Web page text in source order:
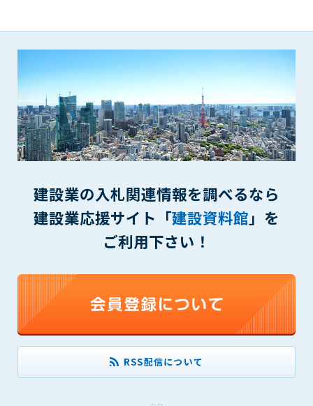
建設業の入札関連情報を調べるなら
建設業応援サイト「建設資料館」を
ご利用下さい！
RSS配信について
を、営利を目的として第三者に転売し、または転売のため
に第三者に提供すること
第7条（登録内容の削除）
管理者は、会員が登録した内容が以下に該当する、またはその
恐れのあるものは、会員の承諾なく削除できるものとします。
(1) 登録されている情報が、第6条の定める禁止事項に該当する
(2) 建設資料館の運営および保守管理上、必要と判断した場合
(3) 広告掲載料金の支払が遅延した場合
(4) その他、管理者が不適当と判断した場合
管理者は、会員の承諾なく、本サービス内容の変更(新規追加、
廃止を含み)し、本サービスの運営を中止または廃止することが
できるものとします。これに起因する会員または他の第三者が
被った損害について管理者は､一切の責任をも負わないものと
します。
第9条（会員の個人情報）